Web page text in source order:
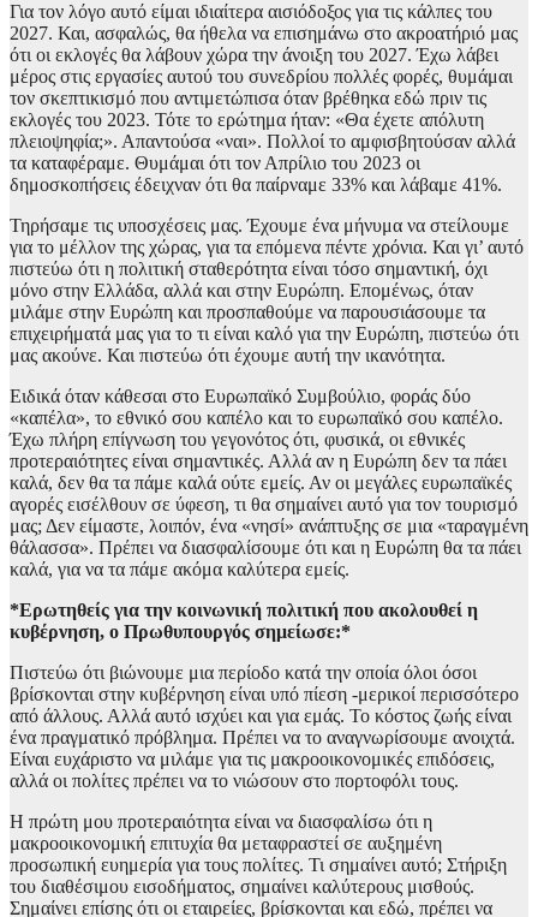
Για τον λόγο αυτό είμαι ιδιαίτερα αισιόδοξος για τις κάλπες του
2027. Και, ασφαλώς, θα ήθελα να επισημάνω στο ακροατήριό μας
ότι οι εκλογές θα λάβουν χώρα την άνοιξη του 2027. Έχω λάβει
μέρος στις εργασίες αυτού του συνεδρίου πολλές φορές, θυμάμαι
τον σκεπτικισμό που αντιμετώπισα όταν βρέθηκα εδώ πριν τις
εκλογές του 2023. Τότε το ερώτημα ήταν: «Θα έχετε απόλυτη
πλειοψηφία;». Απαντούσα «ναι». Πολλοί το αμφισβητούσαν αλλά
τα καταφέραμε. Θυμάμαι ότι τον Απρίλιο του 2023 οι
δημοσκοπήσεις έδειχναν ότι θα παίρναμε 33% και λάβαμε 41%.
Τηρήσαμε τις υποσχέσεις μας. Έχουμε ένα μήνυμα να στείλουμε
για το μέλλον της χώρας, για τα επόμενα πέντε χρόνια. Και γι’ αυτό
πιστεύω ότι η πολιτική σταθερότητα είναι τόσο σημαντική, όχι
μόνο στην Ελλάδα, αλλά και στην Ευρώπη. Επομένως, όταν
μιλάμε στην Ευρώπη και προσπαθούμε να παρουσιάσουμε τα
επιχειρήματά μας για το τι είναι καλό για την Ευρώπη, πιστεύω ότι
μας ακούνε. Και πιστεύω ότι έχουμε αυτή την ικανότητα.
Ειδικά όταν κάθεσαι στο Ευρωπαϊκό Συμβούλιο, φοράς δύο
«καπέλα», το εθνικό σου καπέλο και το ευρωπαϊκό σου καπέλο.
Έχω πλήρη επίγνωση του γεγονότος ότι, φυσικά, οι εθνικές
προτεραιότητες είναι σημαντικές. Αλλά αν η Ευρώπη δεν τα πάει
καλά, δεν θα τα πάμε καλά ούτε εμείς. Αν οι μεγάλες ευρωπαϊκές
αγορές εισέλθουν σε ύφεση, τι θα σημαίνει αυτό για τον τουρισμό
μας; Δεν είμαστε, λοιπόν, ένα «νησί» ανάπτυξης σε μια «ταραγμένη
θάλασσα». Πρέπει να διασφαλίσουμε ότι και η Ευρώπη θα τα πάει
καλά, για να τα πάμε ακόμα καλύτερα εμείς.
*Ερωτηθείς για την κοινωνική πολιτική που ακολουθεί η
κυβέρνηση, ο Πρωθυπουργός σημείωσε:*
Πιστεύω ότι βιώνουμε μια περίοδο κατά την οποία όλοι όσοι
βρίσκονται στην κυβέρνηση είναι υπό πίεση -μερικοί περισσότερο
από άλλους. Αλλά αυτό ισχύει και για εμάς. Το κόστος ζωής είναι
ένα πραγματικό πρόβλημα. Πρέπει να το αναγνωρίσουμε ανοιχτά.
Είναι ευχάριστο να μιλάμε για τις μακροοικονομικές επιδόσεις,
αλλά οι πολίτες πρέπει να το νιώσουν στο πορτοφόλι τους.
Η πρώτη μου προτεραιότητα είναι να διασφαλίσω ότι η
μακροοικονομική επιτυχία θα μεταφραστεί σε αυξημένη
προσωπική ευημερία για τους πολίτες. Τι σημαίνει αυτό; Στήριξη
του διαθέσιμου εισοδήματος, σημαίνει καλύτερους μισθούς.
Σημαίνει επίσης ότι οι εταιρείες, βρίσκονται και εδώ, πρέπει να